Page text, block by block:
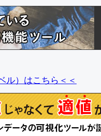
ル）はこちら＜＜